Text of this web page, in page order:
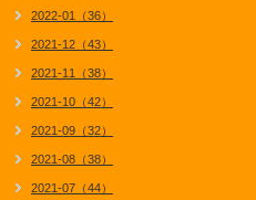
2022-01（36）
2021-12（43）
2021-11（38）
2021-10（42）
2021-09（32）
2021-08（38）
2021-07（44）